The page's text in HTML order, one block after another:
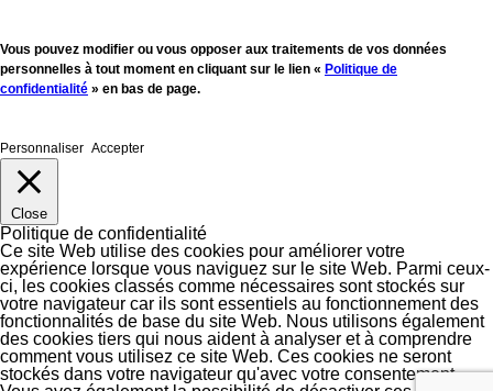
Vous pouvez modifier ou vous opposer aux traitements de vos données
personnelles à tout moment en cliquant sur le lien « Politique de
confidentialité » en bas de page.
Personnaliser Accepter
Close
Politique de confidentialité
Ce site Web utilise des cookies pour améliorer votre
expérience lorsque vous naviguez sur le site Web. Parmi ceux-
ci, les cookies classés comme nécessaires sont stockés sur
votre navigateur car ils sont essentiels au fonctionnement des
fonctionnalités de base du site Web. Nous utilisons également
des cookies tiers qui nous aident à analyser et à comprendre
comment vous utilisez ce site Web. Ces cookies ne seront
stockés dans votre navigateur qu'avec votre consentement.